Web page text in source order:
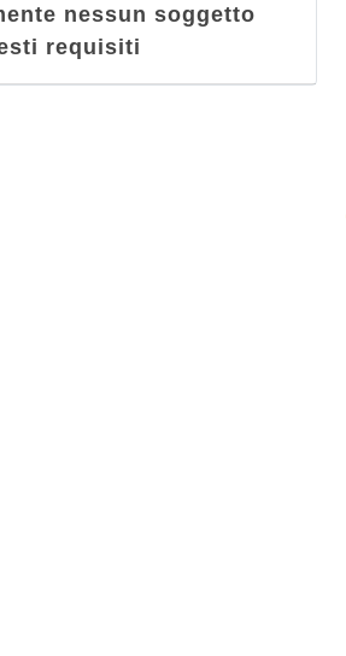
nessun soggetto
requisiti